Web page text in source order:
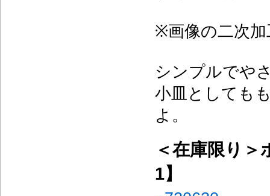
※画像の二次加
シンプルでや
小皿としても
よ。
＜在庫限り
1】